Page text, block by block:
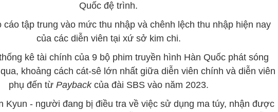
Quốc đệ trình.
cáo tập trung vào mức thu nhập và chênh lệch thu nhập hiện nay
của các diễn viên tại xứ sở kim chi.
kê tài chính của 9 bộ phim truyền hình Hàn Quốc phát sóng
khoảng cách cát-sê lớn nhất giữa diễn viên chính và diễn viên
phụ đến từ Paybackcủa đài SBS vào năm 2023.
Kyun - người đang bị điều tra về việc sử dụng ma túy, nhận được